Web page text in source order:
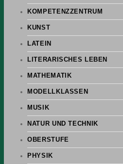
KOMPETENZZENTRUM
KUNST
LATEIN
LITERARISCHES LEBEN
MATHEMATIK
MODELLKLASSEN
MUSIK
NATUR UND TECHNIK
OBERSTUFE
PHYSIK